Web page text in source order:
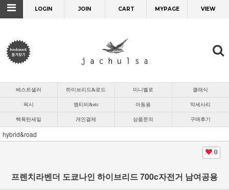
LOGIN JOIN CART MYPAGE VIEW
베스트셀러 하이브리드&로드 미니벨로 클래식
픽시 엠티비&etc 아동용 악세사리
핵폭탄세일 개인결제 상품문의 구매후기
hybrid&road
0
프렌치라벤더 도쿄나인 하이브리드 700c자전거 남여공용